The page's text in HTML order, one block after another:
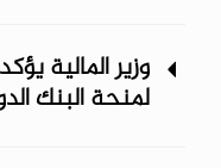
وزير المالية
لمنحة البنك